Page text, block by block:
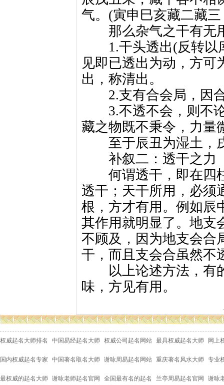
气。(寅申巳亥藏二藏
那么杂气之干有无用
1.干头透出(反转以
见即已透出为动，方可
出，称清出。
2.支有合会局，因合
3.不透不会，则不论
藏之物既不秉令，力量
至于辰丑为湿土，
补叙二：透干之力
何谓透干，即在四柱
透干；天干所用，必须
根，方才有用。例如辰
其作用就明显了。地支
不顾及，因为地支会合
干，而且支会合虽然不
以上论述方法，有
味，方见有用。
权威起名大师排名 中国易经起名大师 权威公司起名网站 最具权威起名大师 网上
国内权威起名专家 中国著名取名大师 谢咏周易起名网站 重庆著名风水大师 专业
最权威的起名大师 谢咏老师起名官网 全国最有名的起名 兰亭周易起名官网 谢咏